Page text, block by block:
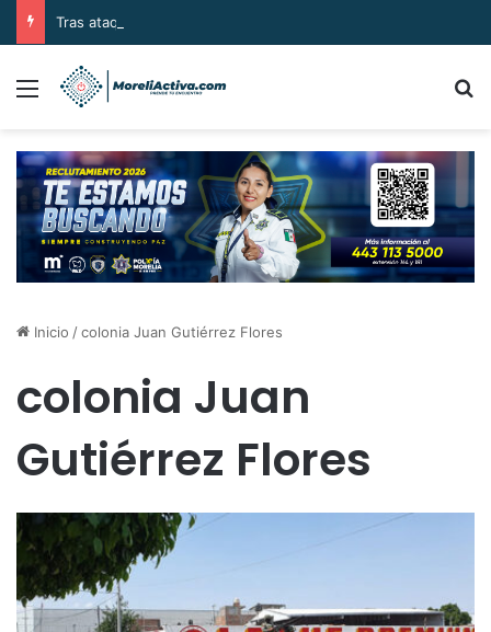
Menú
Inicio /colonia Juan Gutiérrez Flores
colonia Juan
Gutiérrez Flores